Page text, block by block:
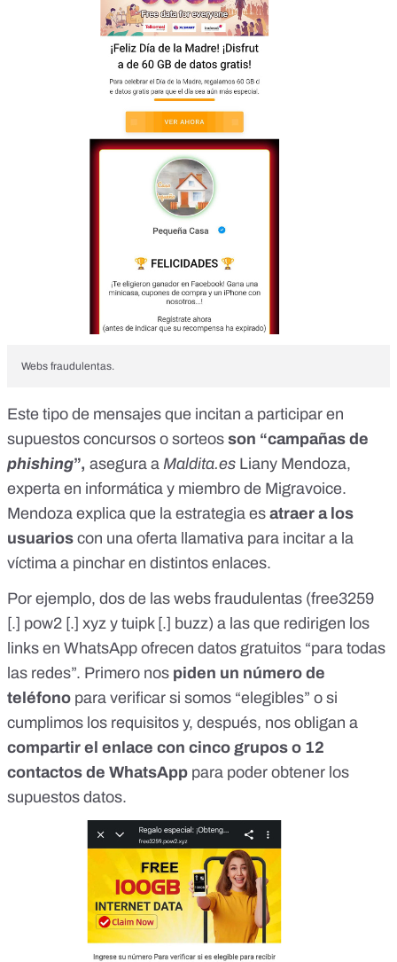
Webs fraudulentas.
Este tipo de mensajes que incitan a participar en
supuestos concursos o sorteos son “campañas de
phishing”, asegura a Maldita.es Liany Mendoza,
experta en informática y miembro de Migravoice.
Mendoza explica que la estrategia es atraer a los
usuarios con una oferta llamativa para incitar a la
víctima a pinchar en distintos enlaces.
Por ejemplo, dos de las webs fraudulentas (free3259
[.] pow2 [.] xyz y tuipk [.] buzz) a las que redirigen los
links en WhatsApp ofrecen datos gratuitos “para todas
las redes”. Primero nos piden un número de
teléfono para verificar si somos “elegibles” o si
cumplimos los requisitos y, después, nos obligan a
compartir el enlace con cinco grupos o 12
contactos de WhatsApp para poder obtener los
supuestos datos.